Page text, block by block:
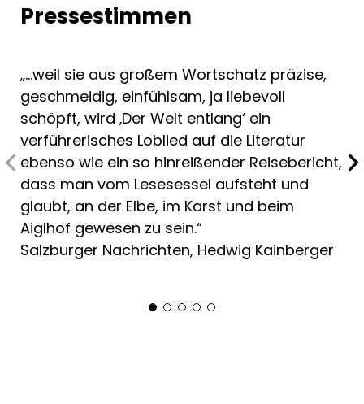
Pressestimmen
„…weil sie aus großem Wortschatz präzise,
geschmeidig, einfühlsam, ja liebevoll
schöpft, wird ‚Der Welt entlang‘ ein
verführerisches Loblied auf die Literatur
ebenso wie ein so hinreißender Reisebericht,
dass man vom Lesesessel aufsteht und
glaubt, an der Elbe, im Karst und beim
Aiglhof gewesen zu sein.“
Salzburger Nachrichten, Hedwig Kainberger